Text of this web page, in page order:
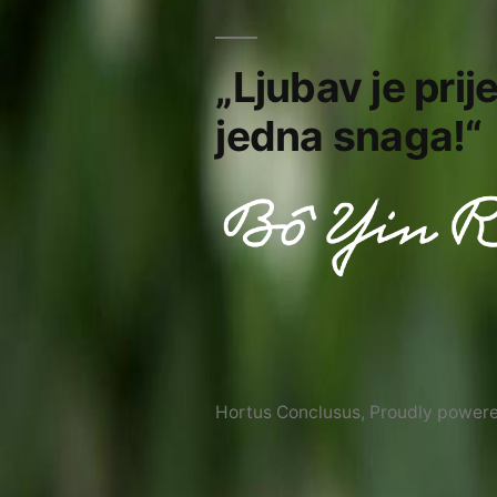
„Ljubav je
jedna snaga!“
Hortus Conclusus, Proudly